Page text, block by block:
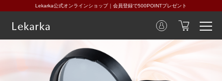
Lekarka公式オンラインショップ｜会員登録で500POINTプレゼント